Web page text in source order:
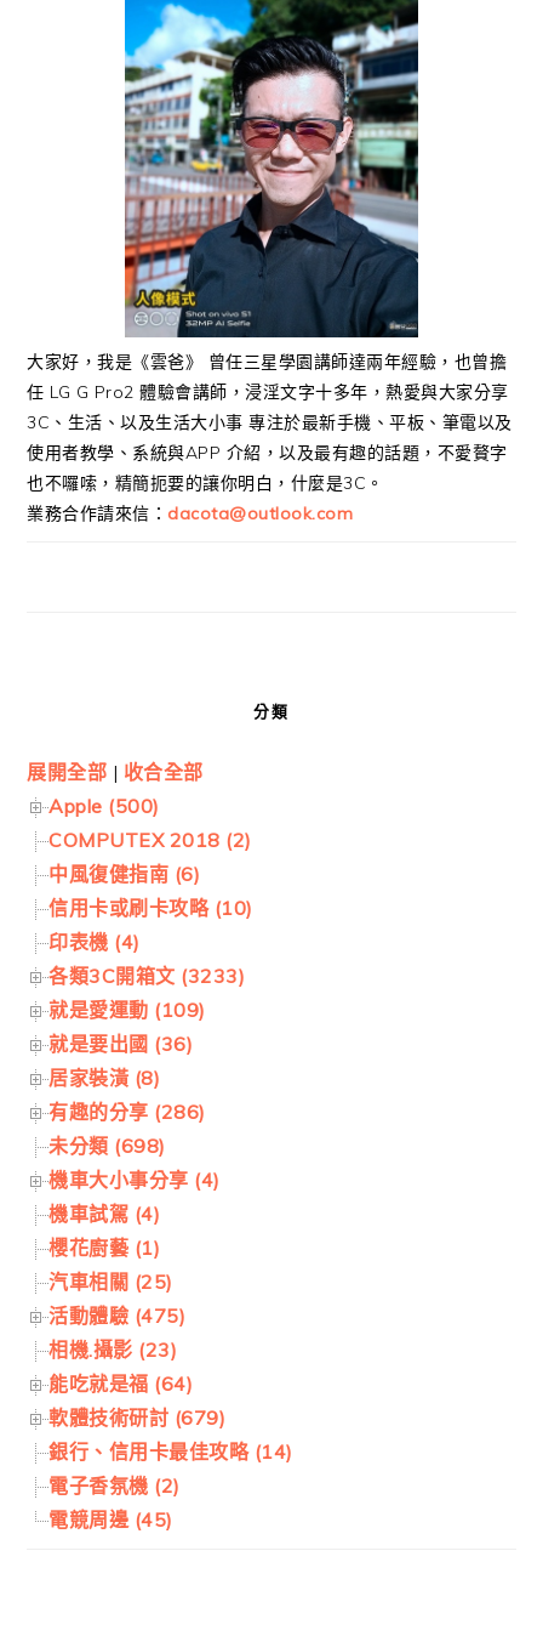
大家好，我是《雲爸》 曾任三星學園講師達兩年經驗，也曾擔
任 LG G Pro2 體驗會講師，浸淫文字十多年，熱愛與大家分享
3C、生活、以及生活大小事 專注於最新手機、平板、筆電以及
使用者教學、系統與APP 介紹，以及最有趣的話題，不愛贅字
也不囉嗦，精簡扼要的讓你明白，什麼是3C。
業務合作請來信： dacota@outlook.com
分類
展開全部 | 收合全部
Apple (500)
COMPUTEX 2018 (2)
中風復健指南 (6)
信用卡或刷卡攻略 (10)
印表機 (4)
各類3C開箱文 (3233)
就是愛運動 (109)
就是要出國 (36)
居家裝潢 (8)
有趣的分享 (286)
未分類 (698)
機車大小事分享 (4)
機車試駕 (4)
櫻花廚藝 (1)
汽車相關 (25)
活動體驗 (475)
相機.攝影 (23)
能吃就是福 (64)
軟體技術研討 (679)
銀行、信用卡最佳攻略 (14)
電子香氛機 (2)
電競周邊 (45)